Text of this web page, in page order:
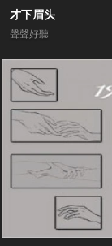
才下眉头
聲聲好聽